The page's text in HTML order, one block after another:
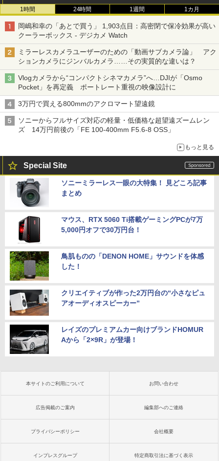
1時間 24時間 1週間 1カ月
岡嶋和幸の「あとで買う」 1,903点目：高密閉で保冷効果が高い
クーラーボックス - デジカメ Watch
ミラーレスカメラユーザーのための「動画サブカメラ論」 アク
ションカメラにジンバルカメラ……その実質的な違いは？
Vlogカメラから“コンパクトシネマカメラ”へ…DJIが「Osmo
Pocket」を再定義 ポートレート重視の映像設計に
3万円で買える800mmのアクロマート望遠鏡
ソニーからフルサイズ対応の軽量・低価格な超望遠ズームレン
ズ 14万円前後の「FE 100-400mm F5.6-8 OSS」
もっと見る
Special Site
ソニーミラーレス一眼の大特集！ 見どころ記事
まとめ
マウス、RTX 5060 Ti搭載ゲーミングPCが7万
5,000円オフで30万円台！
鳥肌ものの「DENON HOME」サウンドを体感
した！
クリエイティブが作った2万円台の“小さなピュ
アオーディオスピーカー”
レイズのプレミアムカー向けブランドHOMUR
Aから「2×9R」が登場！
本サイトのご利用について お問い合わせ
広告掲載のご案内 編集部へのご連絡
プライバシーポリシー 会社概要
インプレスグループ 特定商取引法に基づく表示